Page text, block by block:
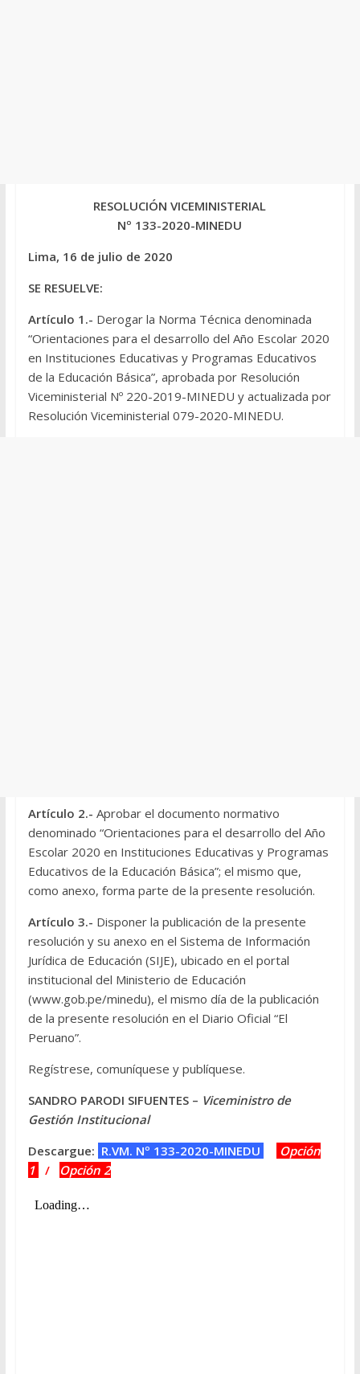
RESOLUCIÓN VICEMINISTERIAL
Nº 133-2020-MINEDU
Lima, 16 de julio de 2020
SE RESUELVE:
Artículo 1.- Derogar la Norma Técnica denominada
“Orientaciones para el desarrollo del Año Escolar 2020
en Instituciones Educativas y Programas Educativos
de la Educación Básica”, aprobada por Resolución
Viceministerial Nº 220-2019-MINEDU y actualizada por
Resolución Viceministerial 079-2020-MINEDU.
Artículo 2.- Aprobar el documento normativo
denominado “Orientaciones para el desarrollo del Año
Escolar 2020 en Instituciones Educativas y Programas
Educativos de la Educación Básica”; el mismo que,
como anexo, forma parte de la presente resolución.
Artículo 3.- Disponer la publicación de la presente
resolución y su anexo en el Sistema de Información
Jurídica de Educación (SIJE), ubicado en el portal
institucional del Ministerio de Educación
(www.gob.pe/minedu), el mismo día de la publicación
de la presente resolución en el Diario Oficial “El
Peruano”.
Regístrese, comuníquese y publíquese.
SANDRO PARODI SIFUENTES – Viceministro de
Gestión Institucional
Descargue: R.VM. Nº 133-2020-MINEDU
Opción
1 / Opción 2